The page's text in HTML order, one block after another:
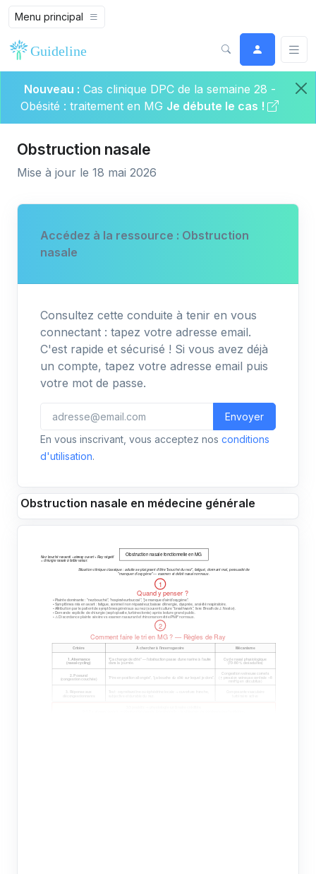
Menu principal
Nouveau : Cas clinique DPC de la semaine 28 -
Obésité : traitement en MG Je débute le cas !
Obstruction nasale
Mise à jour le 18 mai 2026
Accédez à la ressource : Obstruction
nasale
Consultez cette conduite à tenir en vous
connectant : tapez votre adresse email.
C'est rapide et sécurisé ! Si vous avez déjà
un compte, tapez votre adresse email puis
votre mot de passe.
Envoyer
En vous inscrivant, vous acceptez nos conditions
d'utilisation.
Obstruction nasale en médecine générale